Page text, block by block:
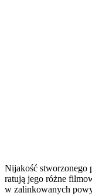
Nijakość stworzonego
ratują jego różne
w zalinkowanych